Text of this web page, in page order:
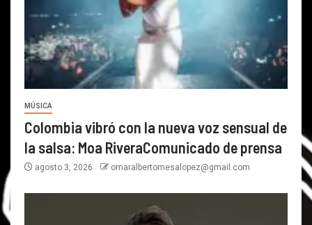
MÚSICA
Colombia vibró con la nueva voz sensual de
la salsa: Moa RiveraComunicado de prensa
agosto 3, 2026 omaralbertomesalopez@gmail.com